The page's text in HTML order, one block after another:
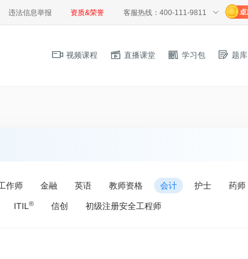
违法信息举报 资质&荣誉 客服热线：400-111-9811
视频课程 直播课堂 学习包 题库
作师 金融 英语 教师资格 会计 护士 药师
ITIL ® 信创 初级注册安全工程师